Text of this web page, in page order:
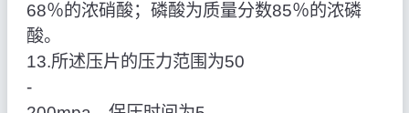
68％的浓硝酸；磷酸为质量分数85％的浓磷
酸。
13.所述压片的压力范围为50
‑